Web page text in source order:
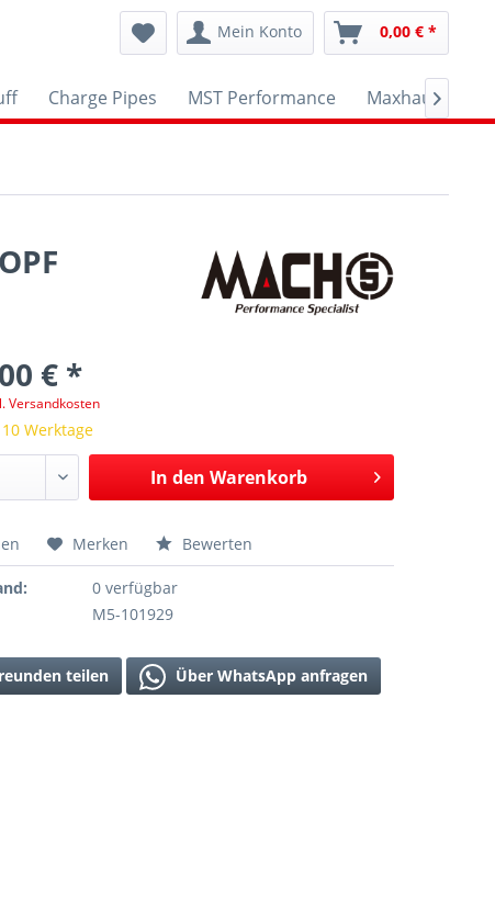
Mein Konto 0,00 € *
Charge Pipes MST Performance Maxhaust

€ *
Versandkosten
Werktage
In den Warenkorb
Merken Bewerten
0 verfügbar
M5-101929
teilen Über WhatsApp anfragen